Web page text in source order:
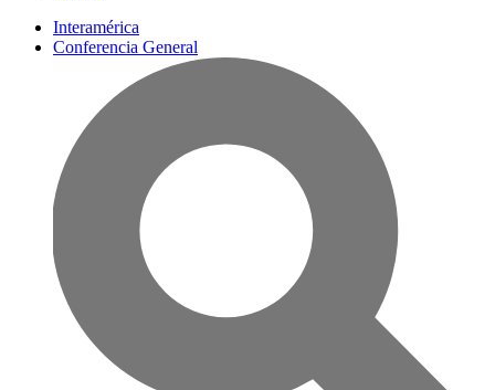
Interamérica
Conferencia General